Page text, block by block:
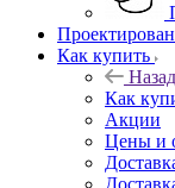
Как купить
Назад
Как
Акции
Цены и